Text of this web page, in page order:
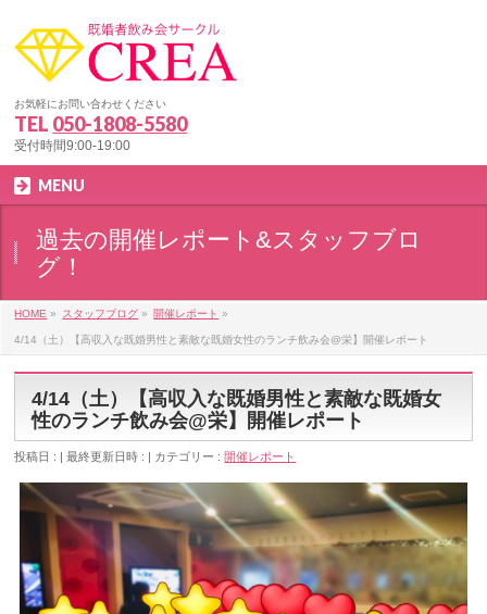
お気軽にお問い合わせください
TEL 050-1808-5580
受付時間9:00-19:00
MENU
過去の開催レポート&スタッフブロ
グ！
HOME » スタッフブログ » 開催レポート »
4/14（土）【高収入な既婚男性と素敵な既婚女性のランチ飲み会@栄】開催レポート
4/14（土）【高収入な既婚男性と素敵な既婚女
性のランチ飲み会@栄】開催レポート
投稿日 : 最終更新日時 : カテゴリー : 開催レポート